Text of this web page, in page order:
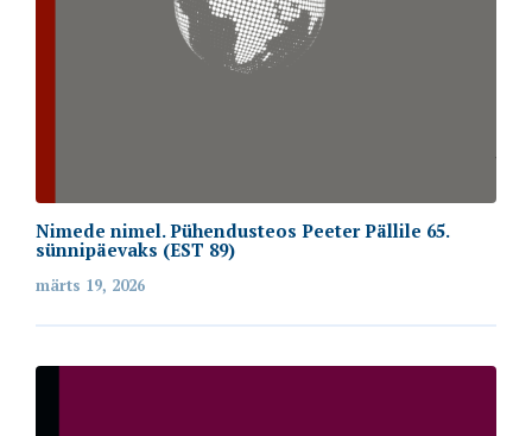
Nimede nimel. Pühendusteos Peeter Pällile 65.
sünnipäevaks (EST 89)
märts 19, 2026